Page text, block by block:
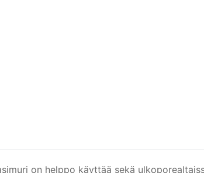
on helppo käyttää sekä